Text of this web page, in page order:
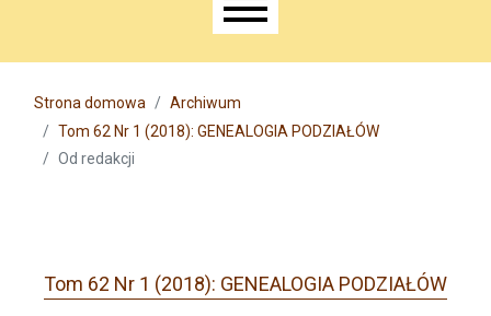
Main menu
Strona domowa
Archiwum
Tom 62 Nr 1 (2018): GENEALOGIA PODZIAŁÓW
Od redakcji
Tom 62 Nr 1 (2018): GENEALOGIA PODZIAŁÓW